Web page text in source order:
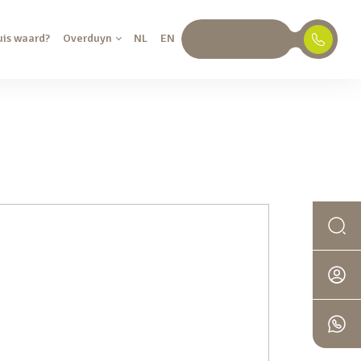
waard? Overduyn NL EN